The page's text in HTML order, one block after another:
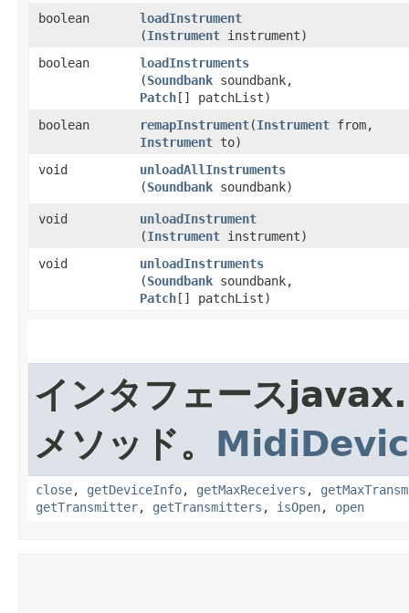
boolean loadInstrument
(Instrument instrument)
boolean
loadInstruments
(Soundbank soundbank,
Patch[] patchList)
boolean
remapInstrument​(Instrument from,
Instrument to)
void
unloadAllInstruments
(Soundbank soundbank)
void unloadInstrument
(Instrument instrument)
void
unloadInstruments
(Soundbank soundbank,
Patch[] patchList)
インタフェース
メソッド。
close, getDeviceInfo, getMaxReceivers ,
getTransmitter, getTransmitters , isOpen, open